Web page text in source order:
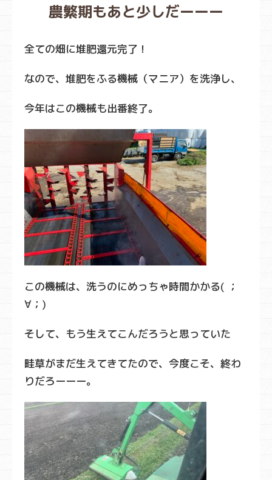
農繁期もあと少しだーーー
全ての畑に堆肥還元完了！
なので、堆肥をふる機械（マニア）を洗浄し、
今年はこの機械も出番終了。
この機械は、洗うのにめっちゃ時間かかる( ；
∀；)
そして、もう生えてこんだろうと思っていた
畦草がまだ生えてきてたので、今度こそ、終わ
りだろーーー。